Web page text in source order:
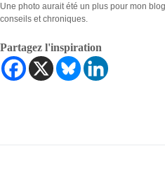
Une photo aurait été un plus pour mon
conseils et chroniques.
Partagez l'inspiration